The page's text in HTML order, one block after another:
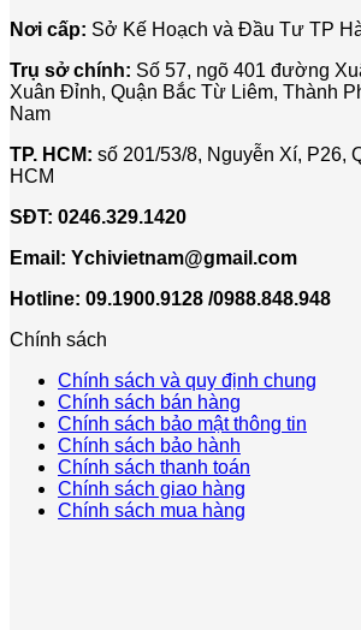
Nơi cấp: Sở Kế Hoạch và Đầu Tư TP
Trụ sở chính: Số 57, ngõ 401 đường
Xuân Đỉnh, Quận Bắc Từ Liêm, Thành
Nam
TP. HCM: số 201/53/8, Nguyễn Xí, P26,
HCM
SĐT: 0246.329.1420
Email: Ychivietnam@gmail.com
Hotline: 09.1900.9128 /0988.848.948
Chính sách
Chính sách và quy định chung
Chính sách bán hàng
Chính sách bảo mật thông tin
Chính sách bảo hành
Chính sách thanh toán
Chính sách giao hàng
Chính sách mua hàng